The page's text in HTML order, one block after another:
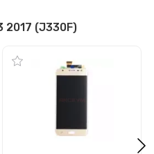
2017 (J330F)